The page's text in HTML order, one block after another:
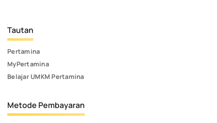
Tautan
Pertamina
MyPertamina
Belajar UMKM Pertamina
Metode Pembayaran